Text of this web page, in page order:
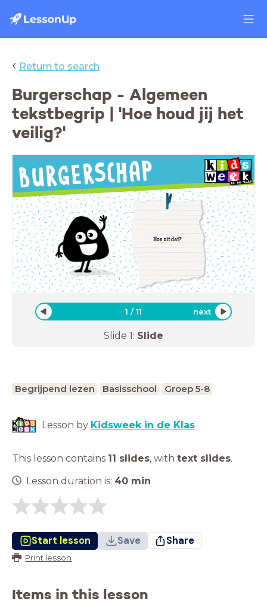
‹ Return to search
Burgerschap - Algemeen
tekstbegrip | 'Hoe houd jij het
veilig?'
Hoe zit dat?
1 /11 next
Slide 1: Slide
Begrijpend lezen Basisschool Groep 5-8
Lesson by Kidsweek in de Klas
This lesson contains 11 slides, with text slides.
Lesson duration is: 40 min
Start lesson Save Share
Print lesson
Items in this lesson